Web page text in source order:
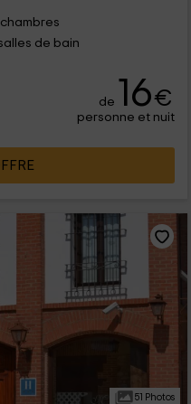
de bain
de 16€
personne et nuit
51 Photos